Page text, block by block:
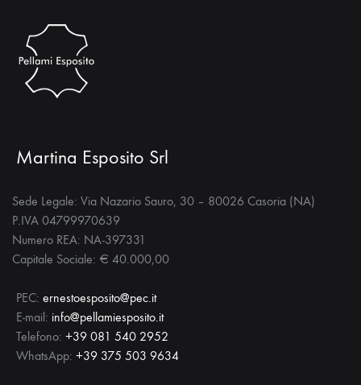
Martina Esposito Srl
Sede Legale: Via Nazario Sauro, 30 – 80026 Casoria (NA)
P.IVA 04799970639
Numero REA: NA-397331
Capitale Sociale: € 40.000,00
PEC: ernestoesposito@pec.it
E-mail: info@pellamiesposito.it
Telefono: +39 081 540 2952
WhatsApp: +39 375 503 9634